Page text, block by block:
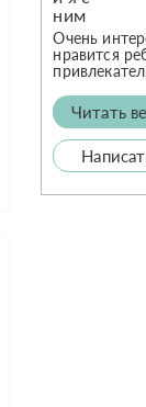
Очень
нравится
Читать